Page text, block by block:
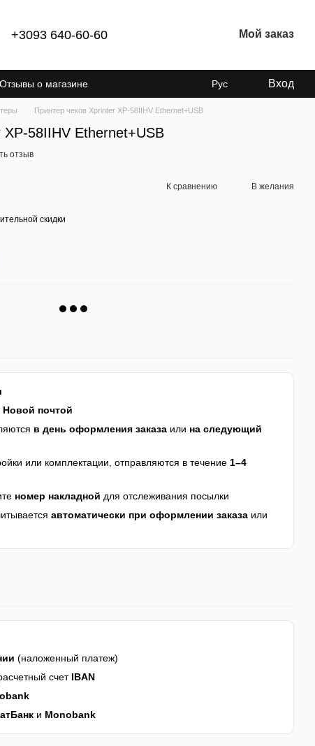
+3093 640-60-60 Мой заказ
Отзывы о магазине Рус Вход
Принтер чеков Xprinter XP-58IIHV Ethernet+USB
58IIHV Ethernet+USB
отзыв
К сравнению В желания
скидки
Новой почтой
в день оформления заказа или на следующий
или комплектации, отправляются в течение 1–4
номер накладной для отслеживания посылки
автоматически при оформлении заказа или
(наложенный платеж)
счет IBAN
и Monobank